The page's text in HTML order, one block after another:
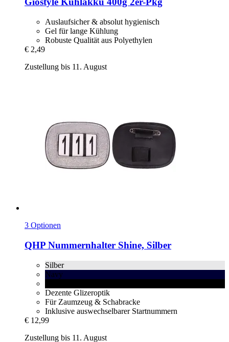
Auslaufsicher & absolut hygienisch
Gel für lange Kühlung
Robuste Qualität aus Polyethylen
€ 2,49
Zustellung bis 11. August
3 Optionen
QHP Nummernhalter Shine, Silber
Silber
Navy
Dezente Glizeroptik
Für Zaumzeug & Schabracke
Inklusive auswechselbarer Startnummern
€ 12,99
Zustellung bis 11. August